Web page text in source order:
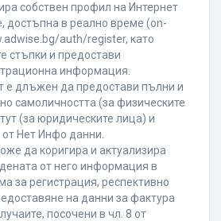
собствен профил на Интернет
достъпна в реално време (on-
auth/register, като
стъпки и предостави
информация.
е длъжен да предостави пълни и
самоличността (за физическите
(за юридическите лица) и
от Нет Инфо данни.
да коригира и актуализира
от него информация в
за регистрация, респективно
на данни за фактура
посочени в чл. 8 от